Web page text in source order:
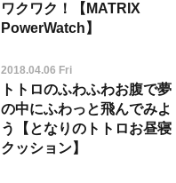
ワクワク！【MATRIX
PowerWatch】
2018.04.06 Fri
トトロのふわふわお腹で夢
の中にふわっと飛んでみよ
う【となりのトトロお昼寝
クッション】